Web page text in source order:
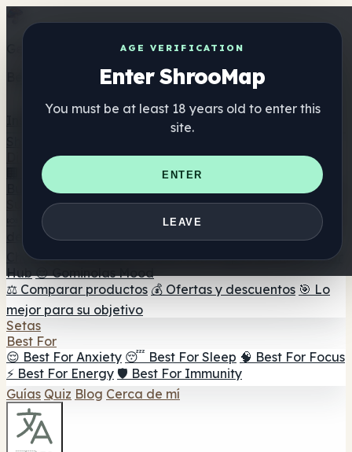
AGE VERIFICATION
Enter ShrooMap
You must be at least 18 years old to enter this
site.
ENTER
LEAVE
Get the ShrooMap app
Better than mobile web — one tap away
Directorio
🏢 Directorio de marcas
📍 Buscador de tiendas
Buscador de tiendas Smartshop
🛒 Headshops en línea
Suplementos
🍬 Gominolas de setas
💊 Cápsulas de setas
💧 Tinturas
de setas 🫙 Polvos de setas ☕ Café con setas 🍫
Chocolate con setas 💨 Mushroom Vapes 🍫 Shroom Bar
Hub 😌 Gominolas Mood
⚖️ Comparar productos 💰 Ofertas y descuentos 🎯 Lo
mejor para su objetivo
Setas
Best For
😌 Best For Anxiety 😴 Best For Sleep 🧠 Best For Focus
⚡ Best For Energy 🛡️ Best For Immunity
Guías Quiz Blog Cerca de mí